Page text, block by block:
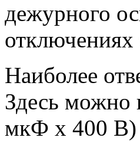
дежурного
отключениях
Наиболее
Здесь можно
мкФ х 400 В)